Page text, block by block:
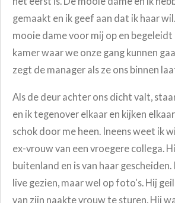
gemaakt en ik geef aan dat ik haar
mooie dame voor mij op en begeleidt
kamer waar we onze gang kunnen
zegt de manager als ze ons binnen
Als de deur achter ons dicht valt,
en ik tegenover elkaar en kijken
schok door me heen. Ineens weet ik
ex-vrouw van een vroegere collega.
buitenland en is van haar
live gezien, maar wel op foto's. Hij
van zijn naakte vrouw te sturen. Hij